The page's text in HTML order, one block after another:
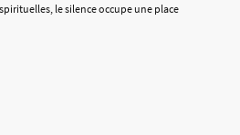
le silence occupe une place